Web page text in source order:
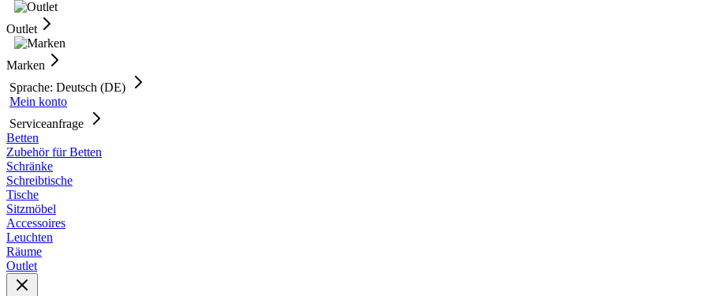
Outlet
Marken
Sprache: Deutsch (DE)
Mein konto
Serviceanfrage
Betten
Zubehör für Betten
Schränke
Schreibtische
Tische
Sitzmöbel
Accessoires
Leuchten
Räume
Outlet